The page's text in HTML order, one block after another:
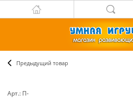
Предыдущий товар
Арт.: П-